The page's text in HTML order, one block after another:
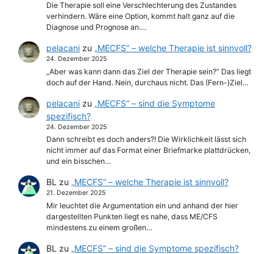
Die Therapie soll eine Verschlechterung des Zustandes
verhindern. Wäre eine Option, kommt halt ganz auf die
Diagnose und Prognose an.…
pelacanizu „MECFS“ – welche Therapie ist sinnvoll?
24. Dezember 2025
„Aber was kann dann das Ziel der Therapie sein?“ Das liegt
doch auf der Hand. Nein, durchaus nicht. Das (Fern-)Ziel…
pelacanizu „MECFS“ – sind die Symptome
spezifisch?
24. Dezember 2025
Dann schreibt es doch anders?! Die Wirklichkeit lässt sich
nicht immer auf das Format einer Briefmarke plattdrücken,
und ein bisschen…
BL zu „MECFS“ – welche Therapie ist sinnvoll?
21. Dezember 2025
Mir leuchtet die Argumentation ein und anhand der hier
dargestellten Punkten liegt es nahe, dass ME/CFS
mindestens zu einem großen…
BL zu „MECFS“ – sind die Symptome spezifisch?